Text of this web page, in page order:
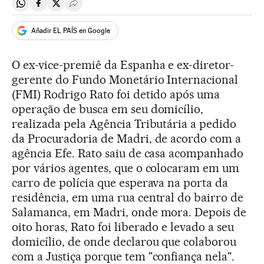
Compartir en Whatsapp
Compartir en Facebook
Compartir en Twitter
Desplegar Redes Sociales
Añadir EL PAÍS en Google
O ex-vice-premiê da Espanha e ex-diretor-
gerente do Fundo Monetário Internacional
(FMI) Rodrigo Rato foi detido após uma
operação de busca em seu domicílio,
realizada pela Agência Tributária a pedido
da Procuradoria de Madri, de acordo com a
agência Efe. Rato saiu de casa acompanhado
por vários agentes, que o colocaram em um
carro de polícia que esperava na porta da
residência, em uma rua central do bairro de
Salamanca, em Madri, onde mora. Depois de
oito horas, Rato foi liberado e levado a seu
domicílio, de onde declarou que colaborou
com a Justiça porque tem "confiança nela".